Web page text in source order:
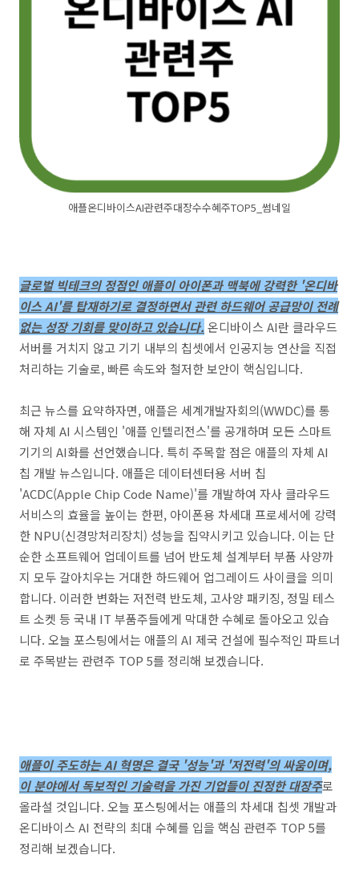
애플온디바이스AI관련주대장수수혜주TOP5_썸네일
글로벌 빅테크의 정점인 애플이 아이폰과 맥북에 강력한 '온디바
이스 AI'를 탑재하기로 결정하면서 관련 하드웨어 공급망이 전례
없는 성장 기회를 맞이하고 있습니다. 온디바이스 AI란 클라우드
서버를 거치지 않고 기기 내부의 칩셋에서 인공지능 연산을 직접
처리하는 기술로, 빠른 속도와 철저한 보안이 핵심입니다.
최근 뉴스를 요약하자면, 애플은 세계개발자회의(WWDC)를 통
해 자체 AI 시스템인 '애플 인텔리전스'를 공개하며 모든 스마트
기기의 AI화를 선언했습니다. 특히 주목할 점은 애플의 자체 AI
칩 개발 뉴스입니다. 애플은 데이터센터용 서버 칩
'ACDC(Apple Chip Code Name)'를 개발하여 자사 클라우드
서비스의 효율을 높이는 한편, 아이폰용 차세대 프로세서에 강력
한 NPU(신경망처리장치) 성능을 집약시키고 있습니다. 이는 단
순한 소프트웨어 업데이트를 넘어 반도체 설계부터 부품 사양까
지 모두 갈아치우는 거대한 하드웨어 업그레이드 사이클을 의미
합니다. 이러한 변화는 저전력 반도체, 고사양 패키징, 정밀 테스
트 소켓 등 국내 IT 부품주들에게 막대한 수혜로 돌아오고 있습
니다. 오늘 포스팅에서는 애플의 AI 제국 건설에 필수적인 파트너
로 주목받는 관련주 TOP 5를 정리해 보겠습니다.
애플이 주도하는 AI 혁명은 결국 '성능'과 '저전력'의 싸움이며,
이 분야에서 독보적인 기술력을 가진 기업들이 진정한 대장주로
올라설 것입니다. 오늘 포스팅에서는 애플의 차세대 칩셋 개발과
온디바이스 AI 전략의 최대 수혜를 입을 핵심 관련주 TOP 5를
정리해 보겠습니다.